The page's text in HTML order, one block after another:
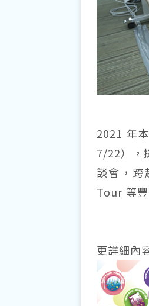
2021 年
7/22），
談會，跨
Tour 等
更詳細內